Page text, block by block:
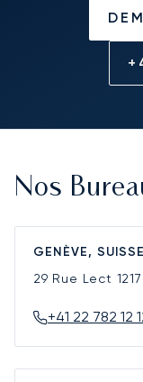
Nos
GENÈVE, SUISSE
29 Rue Lect 1217
+41 22 782 12